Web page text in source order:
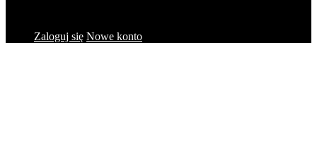
Zaloguj się Nowe konto